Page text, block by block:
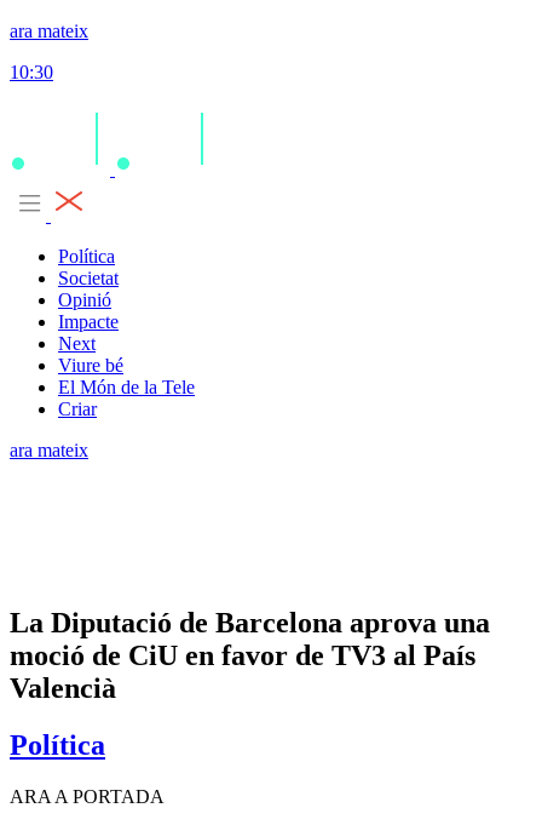
ara mateix
10:30
Política
Societat
Opinió
Impacte
Next
Viure bé
El Món de la Tele
Criar
ara mateix
La Diputació de Barcelona aprova una
moció de CiU en favor de TV3 al País
Valencià
Política
ARA A PORTADA